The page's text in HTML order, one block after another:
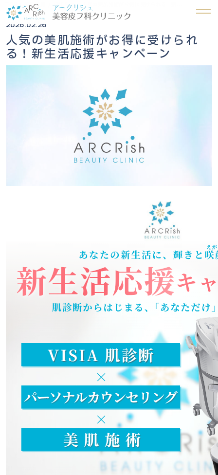
TOP 記事一覧 お知らせ 人気の美肌施術がお得に受けられる！新...
2026.02.26
人気の美肌施術がお得に受けられ
る！新生活応援キャンペーン